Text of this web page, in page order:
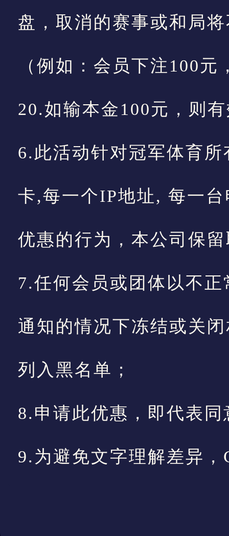
盘，取消的赛事或和局
（例如：会员下注100
20.如输本金100元，则
6.此活动针对冠军体育
卡,每一个IP地址, 每一
优惠的行为，本公司保
7.任何会员或团体以不
通知的情况下冻结或关
列入黑名单；
8.申请此优惠，即代表
9.为避免文字理解差异